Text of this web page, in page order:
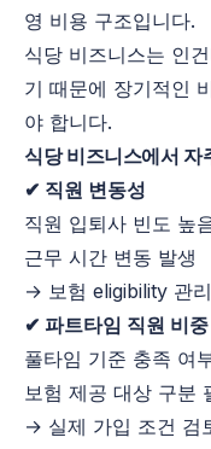
영 비용 구조입니다.
식당 비즈니스는 인
기 때문에 장기적인
야 합니다.
식당 비즈니스에서 자
✔ 직원 변동성
직원 입퇴사 빈도 높
근무 시간 변동 발생
→ 보험 eligibility 관
✔ 파트타임 직원 비중
풀타임 기준 충족 여
보험 제공 대상 구분
→ 실제 가입 조건 검